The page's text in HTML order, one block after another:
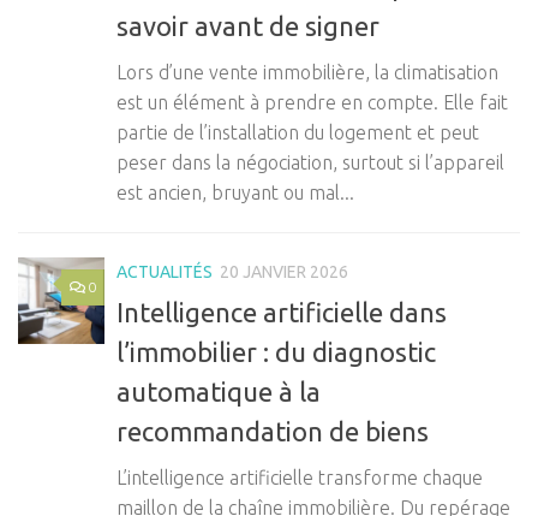
savoir avant de signer
Lors d’une vente immobilière, la climatisation
est un élément à prendre en compte. Elle fait
partie de l’installation du logement et peut
peser dans la négociation, surtout si l’appareil
est ancien, bruyant ou mal...
0
ACTUALITÉS 20 JANVIER 2026
Intelligence artificielle dans
l’immobilier : du diagnostic
automatique à la
recommandation de biens
L’intelligence artificielle transforme chaque
maillon de la chaîne immobilière. Du repérage